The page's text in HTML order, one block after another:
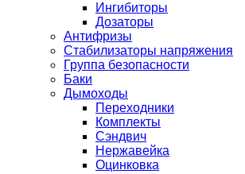
Ингибиторы
Дозаторы
Антифризы
Стабилизаторы напряжения
Группа безопасности
Баки
Дымоходы
Переходники
Комплекты
Сэндвич
Нержавейка
Оцинковка